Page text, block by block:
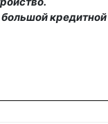
кредитной